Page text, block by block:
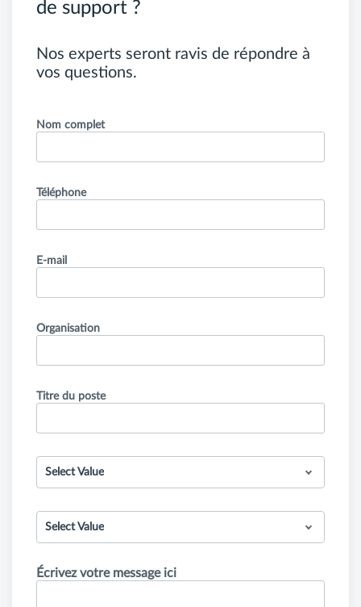
de support ?
Nos experts seront ravis de répondre à
vos questions.
Nom complet
Téléphone
E-mail
Organisation
Titre du poste
Select Value
Select Value
Écrivez votre message ici